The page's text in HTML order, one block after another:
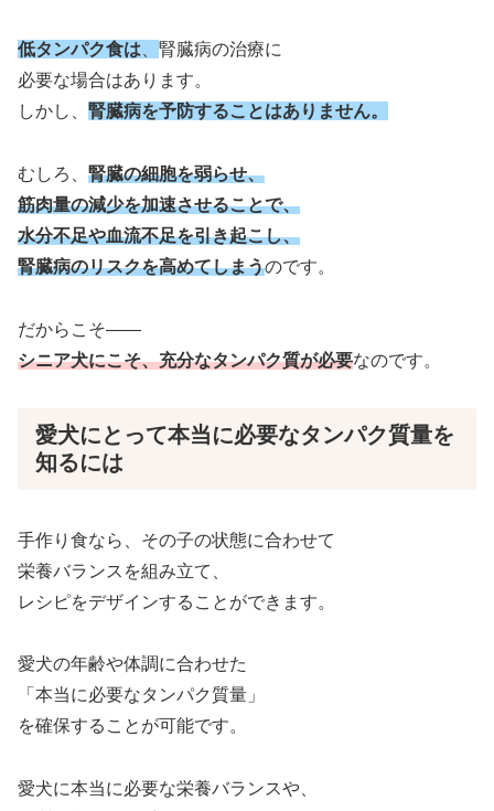
低タンパク食は
腎臓病の治療に
必要な場合はあります。
しかし、 腎臓病を予防することはありません。
むしろ、 腎臓の細胞を弱らせ、
筋肉量の減少を加速させることで、
水分不足や血流不足を引き起こし、
腎臓病のリスクを高めてしまうのです。
だからこそ――
シニア犬にこそ、充分なタンパク質が必要なのです。
愛犬にとって本当に必要なタンパク質量を
知るには
手作り食なら、その子の状態に合わせて
栄養バランスを組み立て、
レシピをデザインすることができます。
愛犬の年齢や体調に合わせた
「本当に必要なタンパク質量」
を確保することが可能です。
愛犬に本当に必要な栄養バランスや、